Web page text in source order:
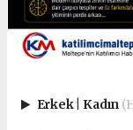
Erkek Kadın